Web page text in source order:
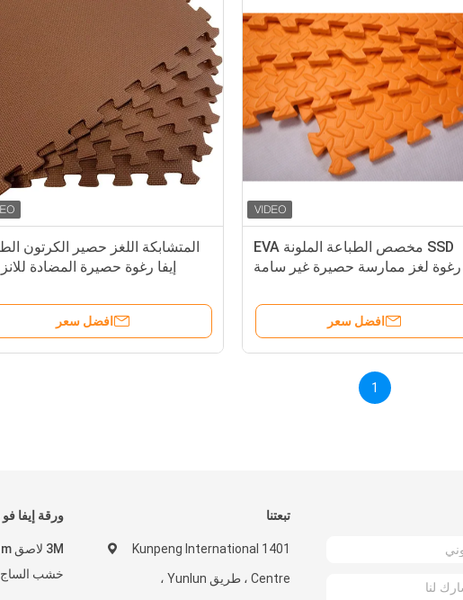
المتشابكة اللغز حصير الكرتون
إيفا رغوة حصيرة المضادة
افضل سعر
SSD مخصص الطباعة الملونة EVA
رغوة لغز ممارسة حصيرة غير سامة
افضل سعر
1
ورقة إيفا
خشب الساج
تبعتنا
1401 Kunpeng International
Centre ، طريق Yunlun ،